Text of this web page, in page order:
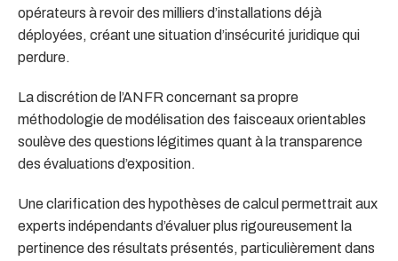
opérateurs à revoir des milliers d’installations déjà
déployées, créant une situation d’insécurité juridique qui
perdure.
La discrétion de l’ANFR concernant sa propre
méthodologie de modélisation des faisceaux orientables
soulève des questions légitimes quant à la transparence
des évaluations d’exposition.
Une clarification des hypothèses de calcul permettrait aux
experts indépendants d’évaluer plus rigoureusement la
pertinence des résultats présentés, particulièrement dans